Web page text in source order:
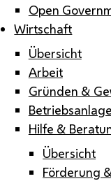
Open
Wirtschaft
Übersicht
Arbeit
Gründen &
Hilfe &
Übersicht
Förderung